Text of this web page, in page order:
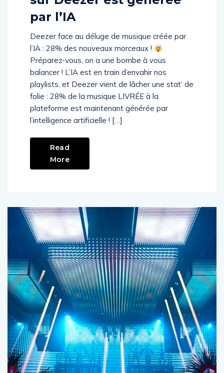
par l’IA
Deezer face au déluge de musique créée par
l’IA : 28% des nouveaux morceaux !
Préparez-vous, on a une bombe à vous
balancer ! L’IA est en train d’envahir nos
playlists, et Deezer vient de lâcher une stat’ de
folie : 28% de la musique LIVRÉE à la
plateforme est maintenant générée par
l’intelligence artificielle ! […]
Read
More